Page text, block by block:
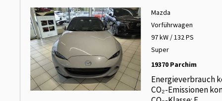
Mazda
Vorführwagen
97 kW / 132 PS
Super
19370 Parchim
Energieverbrauch
CO₂-Emissionen